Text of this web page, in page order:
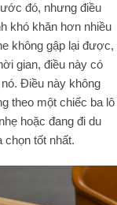
đó, nhưng điều
khó khăn hơn nhiều
không gập lại được,
gian, điều này có
Điều này không
theo một chiếc ba lô
hoặc đang đi du
chọn tốt nhất.